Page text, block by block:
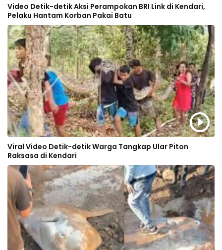
Video Detik-detik Aksi Perampokan BRI Link di Kendari,
Pelaku Hantam Korban Pakai Batu
Viral Video Detik-detik Warga Tangkap Ular Piton
Raksasa di Kendari